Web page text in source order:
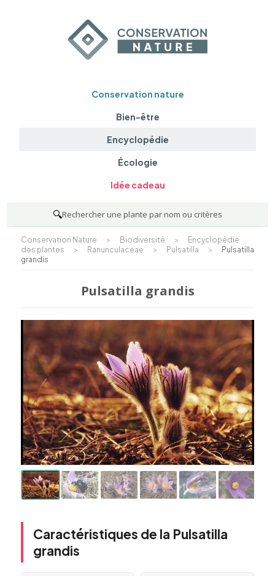
Conservation nature
Bien-être
Encyclopédie
Écologie
Idée cadeau
🔍Rechercher une plante par nom ou critères
Conservation Nature > Biodiversité >
Encyclopédie
des plantes
> Ranunculaceae > Pulsatilla >
Pulsatilla
grandis
Pulsatilla grandis
Caractéristiques de la Pulsatilla
grandis